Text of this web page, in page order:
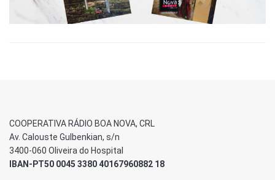
COOPERATIVA RÁDIO BOA NOVA, CRL
Av. Calouste Gulbenkian, s/n
3400-060 Oliveira do Hospital
IBAN-PT50 0045 3380 40167960882 18